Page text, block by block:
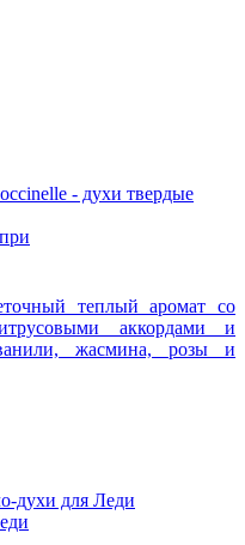
теплый аромат со
аккордами и
жасмина, розы и